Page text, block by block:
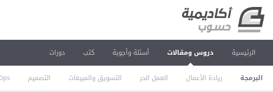
الرئيسية دروس ومقالات
البرمجة ريادة الأعمال العمل الحر التسويق والمبيعات التصميم
أسئلة وأجوبة كتب دورات